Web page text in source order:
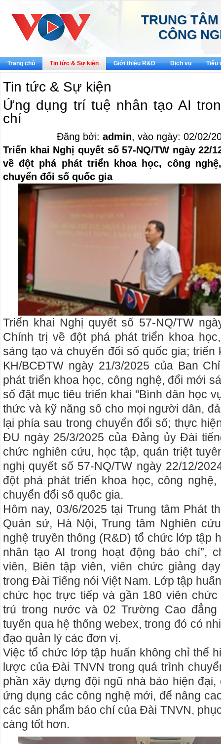
TRUNG
CÔNG
Trang chủ Tin tức & Sự kiện Giới thiệu R&D Dịch vụ Tiêu
Tin tức & Sự kiện
Ứng dụng trí tuệ nhân tạo AI
chí
Đăng bởi:admin, vào ngày: 02/02/
Triển khai Nghị quyết số 57-NQ/TW ngày 22/
về đột phá phát triển khoa học, công
chuyển đổi số quốc gia
Triển khai Nghị quyết số 57-NQ/TW
Chính trị về đột phá phát triển khoa
sáng tạo và chuyển đổi số quốc gia; triển
KH/BCĐTW ngày 21/3/2025 của Ban
phát triển khoa học, công nghệ, đổi mới
số đặt mục tiêu triển khai "Bình dân học
thức và kỹ năng số cho mọi người dân,
lại phía sau trong chuyển đổi số; thực
ĐU ngày 25/3/2025 của Đảng ủy Đài
chức nghiên cứu, học tập, quán triệt
nghị quyết số 57-NQ/TW ngày 22/12/
đột phá phát triển khoa học, công
chuyển đổi số quốc gia.
Hôm nay, 03/6/2025 tại Trung tâm Phát
Quán sứ, Hà Nội, Trung tâm Nghiên
nghệ truyền thông (R&D) tổ chức lớp tập
nhân tạo AI trong hoạt động báo chí”,
viên, Biên tập viên, viên chức giảng
trong Đài Tiếng nói Việt Nam. Lớp tập
chức học trực tiếp và gần 180 viên
trú trong nước và 02 Trường Cao đẳng
tuyến qua hệ thống webex, trong đó có
đạo quản lý các đơn vị.
Việc tổ chức lớp tập huấn không chỉ thể
lược của Đài TNVN trong quá trình
phần xây dựng đội ngũ nhà báo hiện
ứng dụng các công nghệ mới, để nâng
các sản phẩm báo chí của Đài TNVN,
càng tốt hơn.